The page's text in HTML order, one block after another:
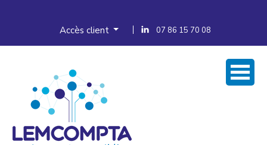
Accès client 07 86 15 70 08